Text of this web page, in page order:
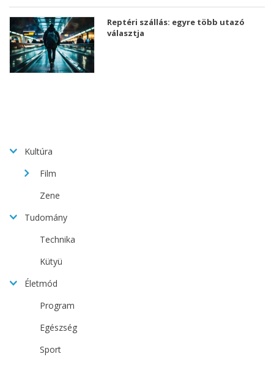
Reptéri szállás: egyre több utazó
választja
Kultúra
Film
Zene
Tudomány
Technika
Kütyü
Életmód
Program
Egészség
Sport